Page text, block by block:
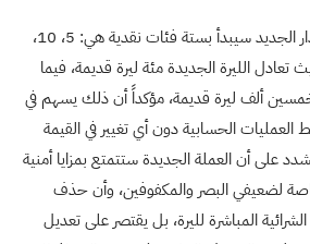
وأشار الحصرية إلى أن الإصدار الجديد سيبدأ بستة فئات نقدية هي: 5، 10،
100، و500، بحيث تعادل الليرة الجديدة مئة ليرة قديمة، فيما
جديدة خمسين ألف ليرة قديمة، مؤكداً أن ذلك يسهم في
الحسابية دون أي تغيير في القيمة
شدد على أن العملة الجديدة ستتمتع بمزايا أمنية
لضعيفي البصر والمكفوفين، وأن حذف
المباشرة لليرة، بل يقتصر على تعديل